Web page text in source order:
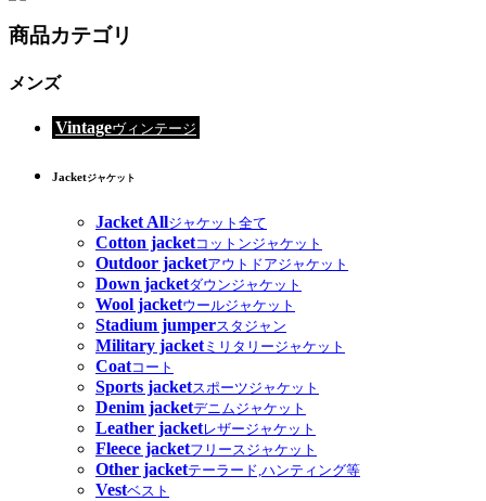
商品カテゴリ
メンズ
Vintageヴィンテージ
Jacketジャケット
Jacket Allジャケット全て
Cotton jacketコットンジャケット
Outdoor jacketアウトドアジャケット
Down jacketダウンジャケット
Wool jacketウールジャケット
Stadium jumperスタジャン
Military jacketミリタリージャケット
Coatコート
Sports jacketスポーツジャケット
Denim jacketデニムジャケット
Leather jacketレザージャケット
Fleece jacketフリースジャケット
Other jacketテーラード,ハンティング等
Vestベスト